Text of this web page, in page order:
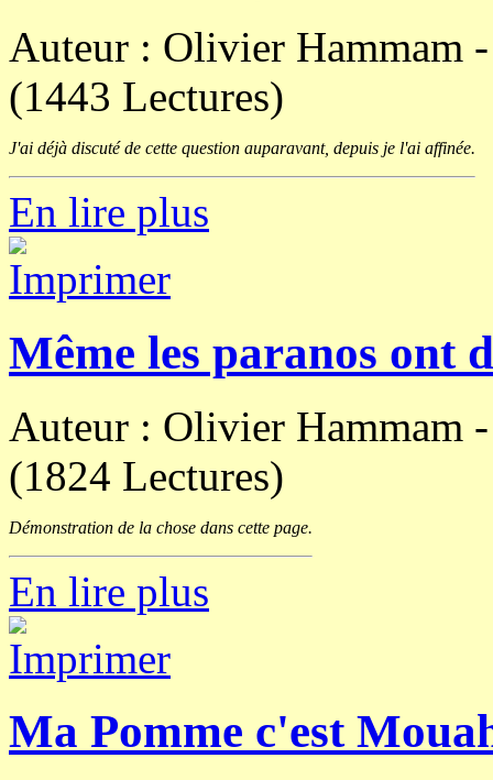
Auteur : Olivier Hammam
(1443 Lectures)
J'ai déjà discuté de cette question auparavant, depuis je l'ai affinée.
En lire plus
Même les paranos ont
Auteur : Olivier Hammam
(1824 Lectures)
Démonstration de la chose dans cette page.
En lire plus
Ma Pomme c'est